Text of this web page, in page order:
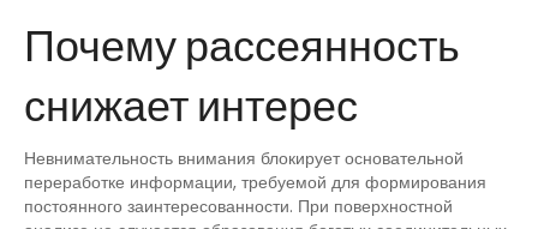
Почему рассеянность
снижает интерес
Невнимательность внимания блокирует основательной
переработке информации, требуемой для формирования
постоянного заинтересованности. При поверхностной